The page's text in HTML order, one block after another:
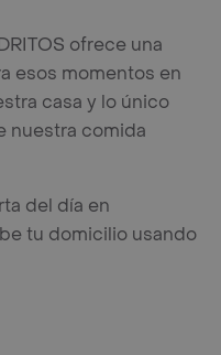
ofrece una
esos momentos en
casa y lo único
nuestra comida
del día en
tu domicilio usando